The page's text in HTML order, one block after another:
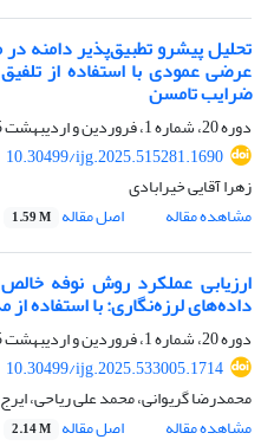
تحلیل پیشرو تطبیق‌پذیر دامنه
عرضی عمودی با استفاده از
ضرایب تامسن
دوره 20، شماره 1، فروردین و اردیبهشت 1405، صفحه
10.30499/ijg.2025.515281.1690
زهرا آقایی خیرابادی
مشاهده مقاله
اصل مقاله 1.59 M
ارزیابی عملکرد روش نوفه
داده‌های لرزه‌نگاری: با استفاده
دوره 20، شماره 1، فروردین و اردیبهشت 1405، صفحه
10.30499/ijg.2025.533005.1714
محمدرضا گریوانی، محمد علی ریاحی،
مشاهده مقاله
اصل مقاله 2.14 M